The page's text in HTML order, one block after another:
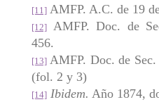
[11] AMFP. A.C. de 19
[12]
AMFP. Doc. de
456.
[13] AMFP. Doc. de
(fol. 2 y 3)
[14] Ibidem. Año 1874,